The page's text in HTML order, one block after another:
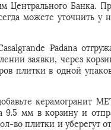
Центрального Банка.
можете уточнить у
Padana
заявки, через
плитки в одной
керамогранит
9.5 мм в корзину и
во плитки и уберегут